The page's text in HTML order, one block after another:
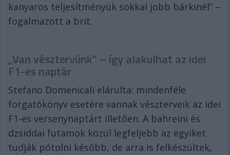
kanyaros teljesítményük sokkal jobb bárkinél” –
fogalmazott a brit.
„Van vésztervünk” – így alakulhat az idei
F1-es naptár
Stefano Domenicali elárulta: mindenféle
forgatókönyv esetére vannak vészterveik az idei
F1-es versenynaptárt illetően. A bahreini és
dzsiddai futamok közül legfeljebb az egyiket
tudják pótolni később, de arra is felkészültek,